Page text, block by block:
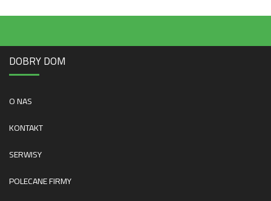
DOBRY DOM
O NAS
KONTAKT
SERWISY
POLECANE FIRMY